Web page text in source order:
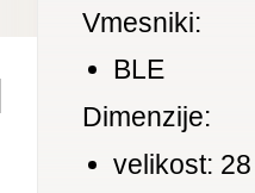
Vmesniki:
BLE
Dimenzije:
velikost: